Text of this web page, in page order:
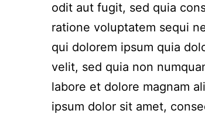
odit aut fugit, sed quia
ratione voluptatem sequi
qui dolorem ipsum quia
velit, sed quia non
labore et dolore magnam
ipsum dolor sit amet,